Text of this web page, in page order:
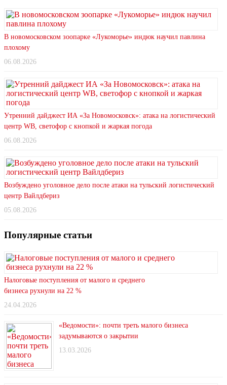
В новомосковском зоопарке «Лукоморье» индюк научил павлина
плохому
06.08.2026
Утренний дайджест ИА «За Новомосковск»: атака на логистический
центр WB, светофор с кнопкой и жаркая погода
06.08.2026
Возбуждено уголовное дело после атаки на тульский логистический
центр Вайлдбериз
05.08.2026
Популярные статьи
Налоговые поступления от малого и среднего
бизнеса рухнули на 22 %
24.04.2026
«Ведомости»: почти треть малого бизнеса
задумываются о закрытии
13.03.2026